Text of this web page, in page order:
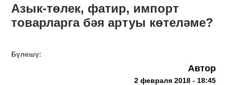
Азык-төлек, фатир, импорт
товарларга бәя артуы көтеләме?
Бүлешү:
Автор
2 февраля 2018 - 18:45